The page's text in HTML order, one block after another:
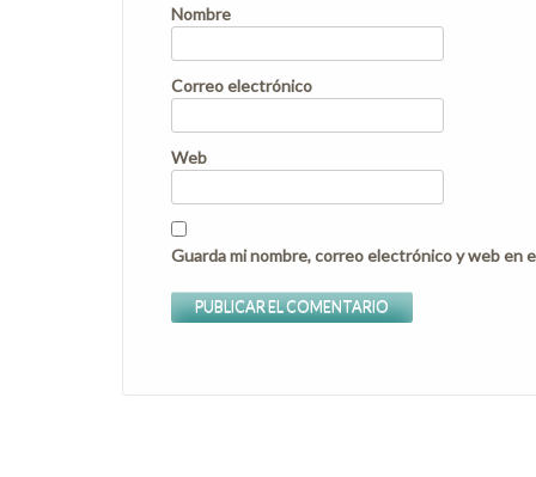
Nombre
Correo electrónico
Web
Guarda mi nombre, correo electrónico y web en